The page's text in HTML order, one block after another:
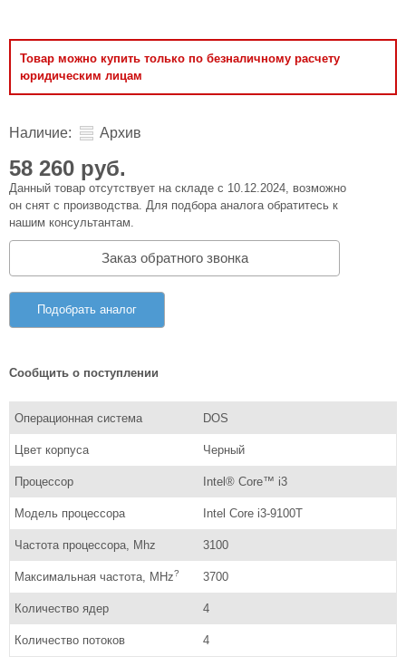
Товар можно купить только по безналичному расчету
юридическим лицам
Наличие: Архив
58 260 руб.
Данный товар отсутствует на складе с 10.12.2024, возможно
он снят с производства. Для подбора аналога обратитесь к
нашим консультантам.
Заказ обратного звонка
Подобрать аналог
Сообщить о поступлении
Операционная система DOS
Цвет корпуса Черный
Процессор Intel® Core™ i3
Модель процессора Intel Core i3-9100T
Частота процессора, Mhz 3100
Максимальная частота, MHz? 3700
Количество ядер 4
Количество потоков 4